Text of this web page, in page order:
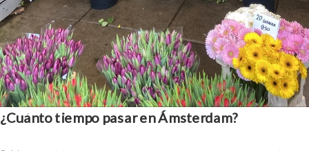
¿Cuánto tiempo pasar en Ámsterdam?